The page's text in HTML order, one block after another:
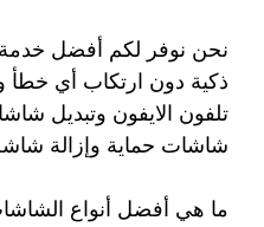
نحن نوفر لكم أفضل
ذكية دون ارتكاب أي
تلفون الايفون وتبديل
شاشات حماية وإزالة
ما هي أفضل أنواع